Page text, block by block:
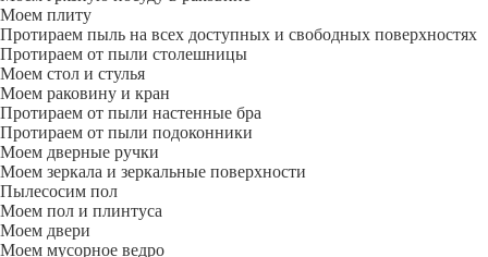
Моем плиту
Протираем пыль на всех доступных и свободных поверхностях
Протираем от пыли столешницы
Моем стол и стулья
Моем раковину и кран
Протираем от пыли настенные бра
Протираем от пыли подоконники
Моем дверные ручки
Моем зеркала и зеркальные поверхности
Пылесосим пол
Моем пол и плинтуса
Моем двери
Моем мусорное ведро